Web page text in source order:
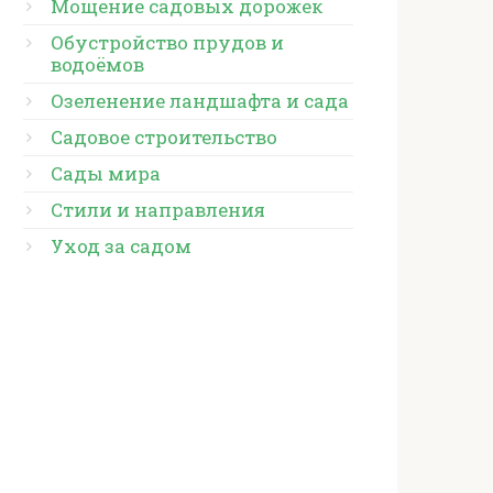
Мощение садовых дорожек
Обустройство прудов и
водоёмов
Озеленение ландшафта и сада
Садовое строительство
Сады мира
Стили и направления
Уход за садом